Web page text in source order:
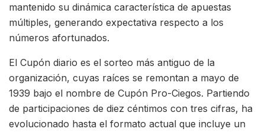
mantenido su dinámica característica de apuestas
múltiples, generando expectativa respecto a los
números afortunados.
El Cupón diario es el sorteo más antiguo de la
organización, cuyas raíces se remontan a mayo de
1939 bajo el nombre de Cupón Pro-Ciegos. Partiendo
de participaciones de diez céntimos con tres cifras, ha
evolucionado hasta el formato actual que incluye un